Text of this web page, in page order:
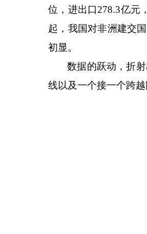
位，进出口278.3亿元
起，我国对非洲建交
初显。
数据的跃动，折
线以及一个接一个跨越